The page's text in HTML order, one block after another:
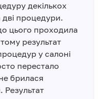
декількох
процедури.
цього проходила
результат
у салоні
перестало
брилася
Результат